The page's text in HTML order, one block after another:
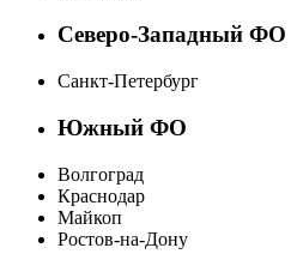
Северо-Западный ФО
Санкт-Петербург
Южный ФО
Волгоград
Краснодар
Майкоп
Ростов-на-Дону